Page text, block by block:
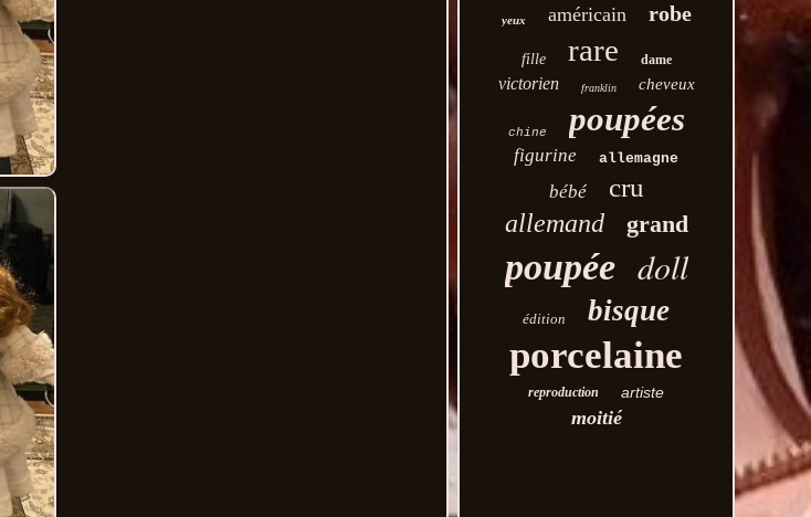
yeux américain robe
fille rare dame
victorien franklin cheveux
chine poupées
figurine allemagne
bébé cru
allemand grand
poupée doll
édition bisque
porcelaine
reproduction artiste
moitié